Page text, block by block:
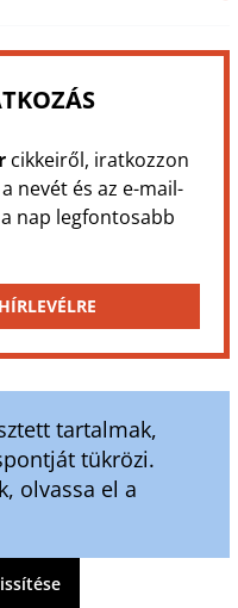
cikkeiről, iratkozzon
nevét és az e-mail-
nap legfontosabb
tartalmak,
tükrözi.
olvassa el a